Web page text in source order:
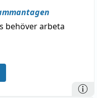
behöver arbeta